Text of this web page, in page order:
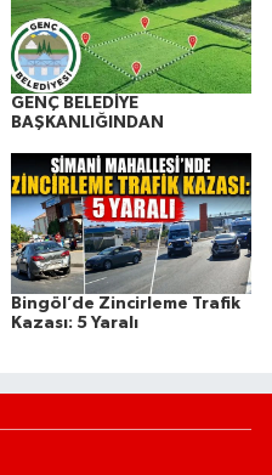
GENÇ BELEDİYE
BAŞKANLIĞINDAN
Bingöl’de Zincirleme Trafik
Kazası: 5 Yaralı